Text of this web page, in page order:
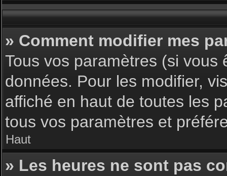
» Comment modifier mes
Tous vos paramètres (si
données. Pour les modifier,
affiché en haut de toutes les
tous vos paramètres et
Haut
» Les heures ne sont pas